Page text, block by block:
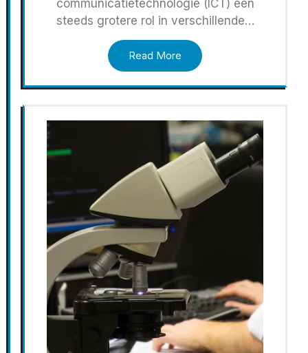
communicatietechnologie (ICT) een
steeds grotere rol in verschillende…
Read More